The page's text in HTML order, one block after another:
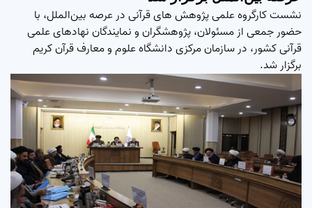
نشست کارگروه علمی پژوهش های قرآنی در عرصه بین‌الملل، با
حضور جمعی از مسئولان، پژوهشگران و نمایندگان نهادهای علمی
قرآنی کشور، در سازمان مرکزی دانشگاه علوم و معارف قرآن کریم
برگزار شد.